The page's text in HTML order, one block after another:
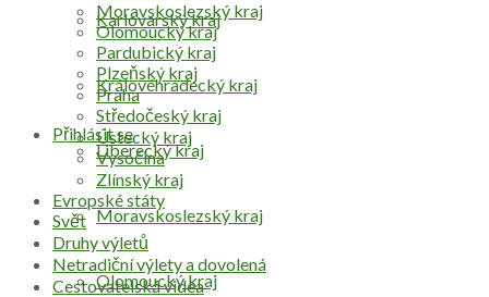
Přihlásit se
Karlovarský kraj
Královéhradecký kraj
Liberecký kraj
Moravskoslezský kraj
Olomoucký kraj
Moravskoslezský kraj
Olomoucký kraj
Pardubický kraj
Plzeňský kraj
Praha
Středočeský kraj
Ústecký kraj
Vysočina
Zlínský kraj
Evropské státy
Svět
Druhy výletů
Netradiční výlety a dovolená
Cestovatelská videa